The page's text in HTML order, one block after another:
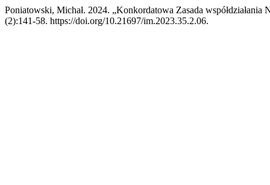
Poniatowski, Michał. 2024. „Konkordatowa Zasada
(2):141-58. https://doi.org/10.21697/im.2023.35.2.06.